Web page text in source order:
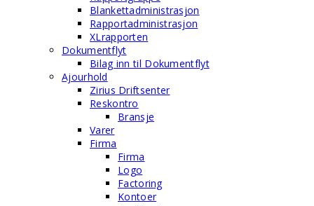
Blankettadministrasjon
Rapportadministrasjon
XLrapporten
Dokumentflyt
Bilag inn til Dokumentflyt
Ajourhold
Zirius Driftsenter
Reskontro
Bransje
Varer
Firma
Firma
Logo
Factoring
Kontoer